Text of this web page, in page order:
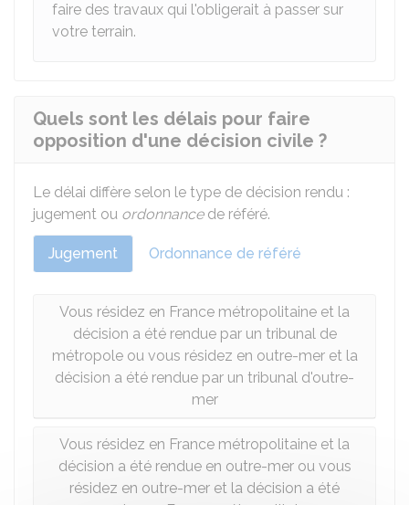
faire des travaux qui l'obligerait à passer sur
votre terrain.
Quels sont les délais pour faire
opposition d'une décision civile ?
Le délai diffère selon le type de décision rendu :
jugement ou ordonnancede référé.
Jugement Ordonnance de référé
Vous résidez en France métropolitaine et la
décision a été rendue par un tribunal de
métropole ou vous résidez en outre-mer et la
décision a été rendue par un tribunal d'outre-
mer
Vous résidez en France métropolitaine et la
décision a été rendue en outre-mer ou vous
résidez en outre-mer et la décision a été